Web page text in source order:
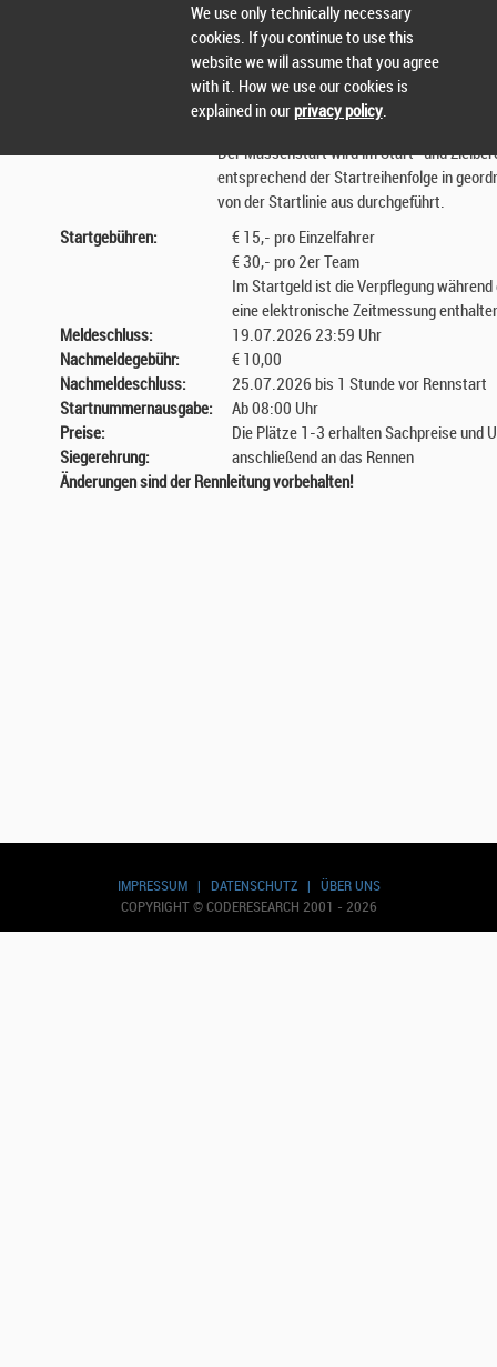
IMPRESSUM| DATENSCHUTZ| ÜBER UNS
COPYRIGHT © CODERESEARCH 2001 - 2026
Runden gefahren hat.
Der Start des Rennens erfolgt im Massen-
Die Startreihenfolge erfolgt nach
Freitag vor dem Rennen über
veröffentlicht. (Startnummernreihenfolge
Der Massenstart wird im Start- und
entsprechend der Startreihenfolge in
von der Startlinie aus durchgeführt.
Startgebühren:
€ 15,- pro Einzelfahrer
€ 30,- pro 2er Team
Im Startgeld ist die Verpflegung
eine elektronische Zeitmessung
Meldeschluss:
19.07.2026 23:59 Uhr
Nachmeldegebühr:
€ 10,00
Nachmeldeschluss:
25.07.2026 bis 1 Stunde vor Rennstart
Startnummernausgabe:
Ab 08:00 Uhr
Preise:
Die Plätze 1-3 erhalten Sachpreise und
Siegerehrung:
anschließend an das Rennen
Änderungen sind der Rennleitung vorbehalten!
We use only technically necessary
cookies. If you continue to use this
website we will assume that you agree
with it. How we use our cookies is
explained in ourprivacy policy.